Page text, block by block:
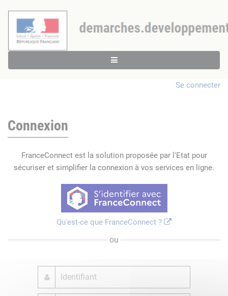
Se connecter
Connexion
FranceConnect est la solution proposée par l'Etat pour
sécuriser et simplifier la connexion à vos services en ligne.
Qu'est-ce que FranceConnect ?
ou